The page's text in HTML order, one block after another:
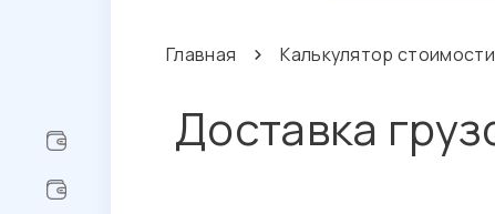
Главная Калькулятор стоимости
Доставка